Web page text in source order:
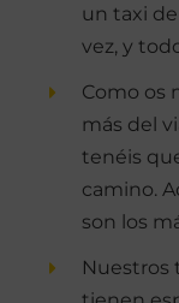
un taxi de
vez, y
Como os
más del
tenéis
camino.
son los
Nuestros